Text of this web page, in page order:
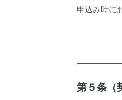
申込み時に
第５条（